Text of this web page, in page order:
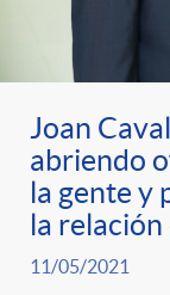
r
a
S
n
p
o
e
n
i
c
a
Joan
abriendo
la gente y
la relación
11/05/2021